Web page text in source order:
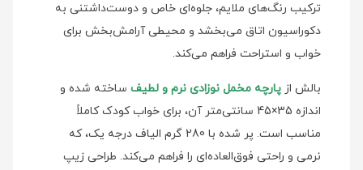
ترکیب رنگ‌های ملایم، جلوه‌ای خاص و دوست‌داشتنی به
دکوراسیون اتاق می‌بخشد و محیطی آرامش‌بخش برای
خواب و استراحت فراهم می‌کند.
بالش از پارچه مخمل نوزادی نرم و لطیف ساخته شده و
اندازه 35×45 سانتی‌متر آن، برای خواب کودک کاملاً
مناسب است. پر شده با 280 گرم الیاف درجه یک، که
نرمی و راحتی فوق‌العاده‌ای را فراهم می‌کند. طراحی زیپ